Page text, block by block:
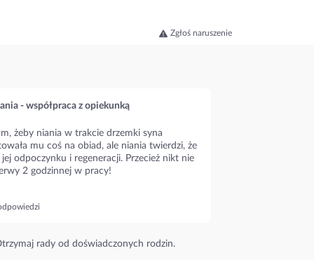
Zgłoś naruszenie
- współpraca z opiekunką
żeby niania w trakcie drzemki syna
mu coś na obiad, ale niania twierdzi, że
odpoczynku i regeneracji. Przecież nikt nie
2 godzinnej w pracy!
rady od doświadczonych rodzin.